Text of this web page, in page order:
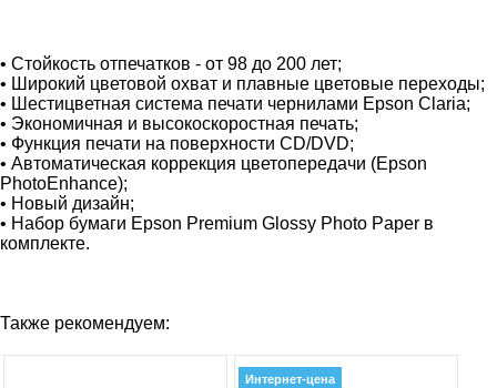
• Стойкость отпечатков - от 98 до 200 лет;
• Широкий цветовой охват и плавные цветовые переходы;
• Шестицветная система печати чернилами Epson Claria;
• Экономичная и высокоскоростная печать;
• Функция печати на поверхности CD/DVD;
• Автоматическая коррекция цветопередачи (Epson
PhotoEnhance);
• Новый дизайн;
• Набор бумаги Epson Premium Glossy Photo Paper в
комплекте.
Также рекомендуем:
Интернет-цена